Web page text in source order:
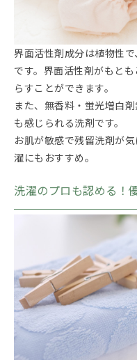
界面活性剤成分は植物性
です。界面活性剤がもと
らすことができます。
また、無香料・蛍光増白
も感じられる洗剤です。
お肌が敏感で残留洗剤が
濯にもおすすめ。
洗濯のプロも認める！